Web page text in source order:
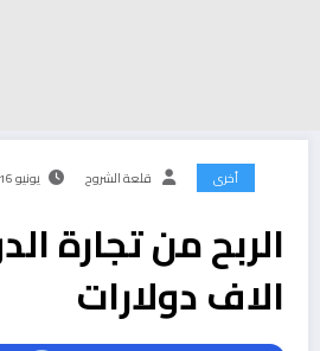
أخرى قلعة الشروح يونيو 16, 2022
الربح من تجارة
الاف دولارات